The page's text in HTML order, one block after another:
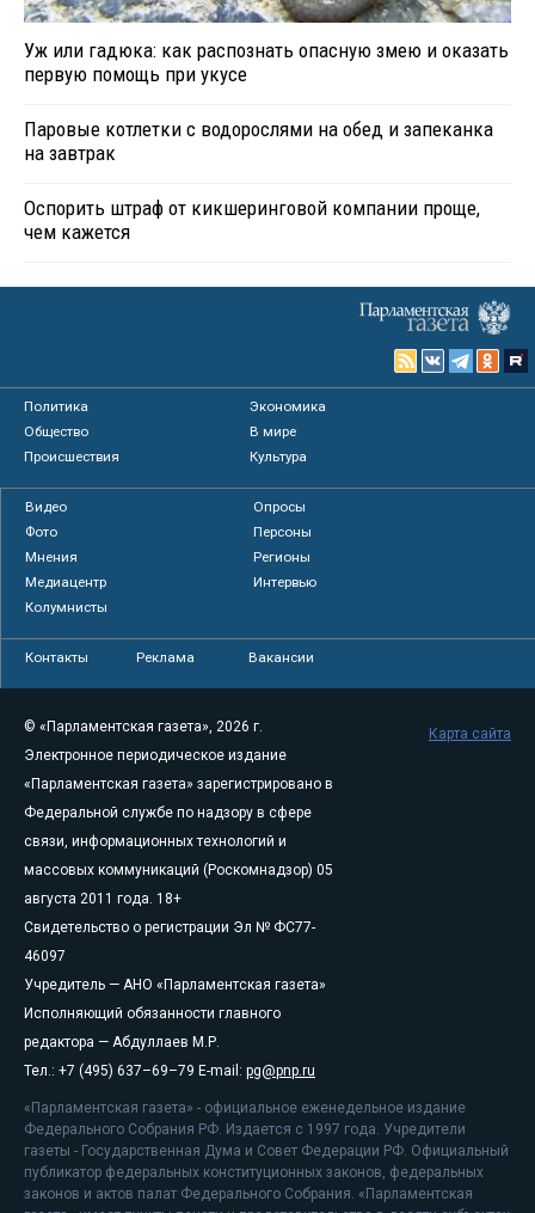
Уж или гадюка: как распознать опасную змею и оказать
первую помощь при укусе
Паровые котлетки с водорослями на обед и запеканка
на завтрак
Оспорить штраф от кикшеринговой компании проще,
чем кажется
Политика
Экономика
Общество
В мире
Происшествия
Культура
Видео
Опросы
Фото
Персоны
Мнения
Регионы
Медиацентр
Интервью
Колумнисты
Контакты Реклама Вакансии
© «Парламентская газета», 2026 г.
Электронное периодическое издание
«Парламентская газета» зарегистрировано в
Федеральной службе по надзору в сфере
связи, информационных технологий и
массовых коммуникаций (Роскомнадзор) 05
августа 2011 года. 18+
Свидетельство о регистрации Эл № ФС77-
46097
Учредитель — АНО «Парламентская газета»
Исполняющий обязанности главного
редактора — Абдуллаев М.Р.
Тел.: +7 (495) 637–69–79 E-mail: pg@pnp.ru
«Парламентская газета» - официальное еженедельное издание
Федерального Собрания РФ. Издается с 1997 года. Учредители
газеты - Государственная Дума и Совет Федерации РФ. Официальный
публикатор федеральных конституционных законов, федеральных
законов и актов палат Федерального Собрания. «Парламентская
Карта сайта